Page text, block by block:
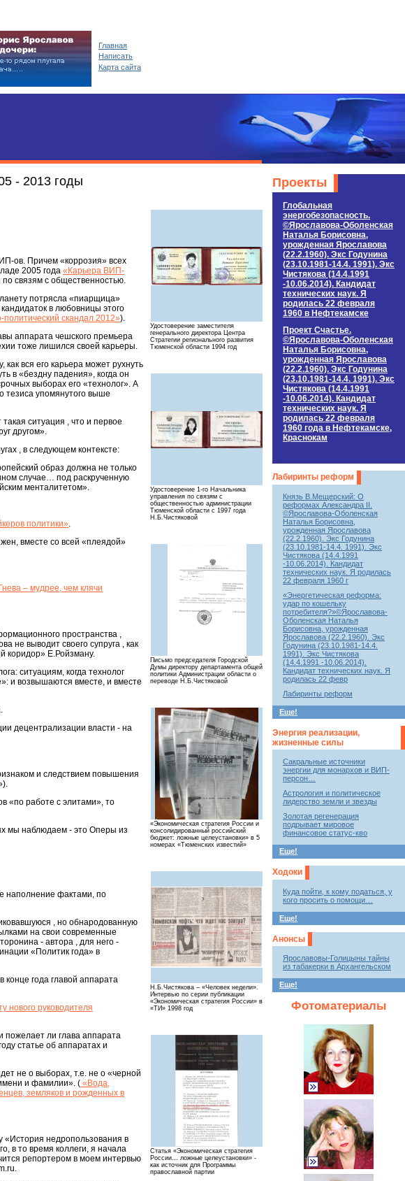
- 2013 годы
Удостоверение заместителя
генерального директора Центра
Стратегии регионального развития
Тюменской области 1994 год
Удостоверение 1-го Начальника
управления по связям с
общественностью администрации
Тюменской области с 1997 года
Н.Б.Чистяковой
Письмо председателя Городской
Думы директору департамента общей
политики Администрации области о
переводе Н.Б.Чистяковой
«Экономическая стратегия России и
консолидированный российский
бюджет: ложные целеустановки» в 5
номерах «Тюменских известий»
Н.Б.Чистякова – «Человек недели».
Интервью по серии публикации
«Экономическая стратегия России» в
«ТИ» 1998 год
Статья «Экономическая стратегия
России… ложные целеустановки» -
как источник для Программы
православной партии
ов. Причем «коррозия» всех
2005 года «Карьера ВИП-
связям с общественностью.
потрясла «пиарщица»
в любовницы этого
скандал 2012»).
аппарата чешского премьера
тоже лишился своей карьеры.
вся его карьера может рухнуть
в «бездну падения», когда он
выборах его «технолог». А
тезиса упомянутого выше
ситуация , что и первое
другом».
, в следующем контексте:
образ должна не только
случае… под раскрученную
менталитетом».
политики».
вместе со всей «плеядой»
– мудрее, чем клячи
пространства ,
не выводит своего супруга , как
коридор» Е.Ройзману.
ситуациям, когда технолог
и возвышаются вместе, и вместе
децентрализации власти - на
и следствием повышения
«по работе с элитами», то
мы наблюдаем - это Оперы из
наполнение фактами, по
, но обнародованную
на свои современные
- автора , для него -
«Политик года» в
конце года главой аппарата
нового руководителя
пожелает ли глава аппарата
статье об аппаратах и
не о выборах, т.е. не о «черной
и фамилии». ( «Вода,
земляков и рожденных в
«История недропользования в
в то время коллеги, я начала
репортером в моем интервью
Проекты
Глобальная
энергобезопасность.
©Ярославова-Оболенская
Наталья Борисовна,
урожденная Ярославова
(22.2.1960). Экс Годунина
(23.10.1981-14.4. 1991). Экс
Чистякова (14.4.1991
-10.06.2014). Кандидат
технических наук. Я
родилась 22 февраля
1960 в Нефтекамске
Проект Счастье.
©Ярославова-Оболенская
Наталья Борисовна,
урожденная Ярославова
(22.2.1960). Экс Годунина
(23.10.1981-14.4. 1991). Экс
Чистякова (14.4.1991
-10.06.2014). Кандидат
технических наук. Я
родилась 22 февраля
1960 года в Нефтекамске,
Краснокам
Лабиринты реформ
Князь В.Мещерский: О
реформах Александра II.
©Ярославова-Оболенская
Наталья Борисовна,
урожденная Ярославова
(22.2.1960). Экс Годунина
(23.10.1981-14.4. 1991). Экс
Чистякова (14.4.1991
-10.06.2014). Кандидат
технических наук. Я родилась
22 февраля 1960 г
«Энергетическая реформа:
удар по кошельку
потребителя?»©Ярославова-
Оболенская Наталья
Борисовна, урожденная
Ярославова (22.2.1960). Экс
Годунина (23.10.1981-14.4.
1991). Экс Чистякова
(14.4.1991 -10.06.2014).
Кандидат технических наук. Я
родилась 22 февр
Лабиринты реформ
Еще!
Энергия реализации,
жизненные силы
Сакральные источники
энергии для монархов и ВИП-
персон…
Астрология и политическое
лидерство земли и звезды
Золотая регенерация
подрывает мировое
финансовое статус-кво
Еще!
Ходоки
Куда пойти, к кому податься, у
кого просить о помощи…
Еще!
Анонсы
Ярославовы-Голицыны тайны
из табакерки в Архангельском
Еще!
Фотоматериалы
Главная
Написать
Карта сайта